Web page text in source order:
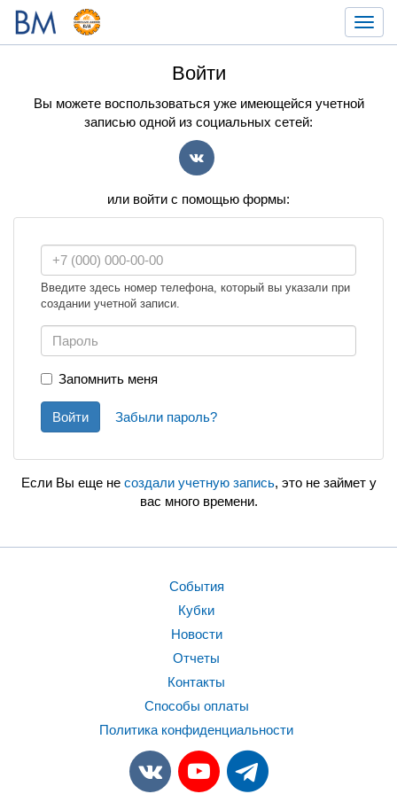
Войти
Вы можете воспользоваться уже имеющейся учетной
записью одной из социальных сетей:
или войти с помощью формы:
Введите здесь номер телефона, который вы указали при
создании учетной записи.
Запомнить меня
Войти Забыли пароль?
Если Вы еще не создали учетную запись, это не займет у
вас много времени.
События
Кубки
Новости
Отчеты
Контакты
Способы оплаты
Политика конфиденциальности